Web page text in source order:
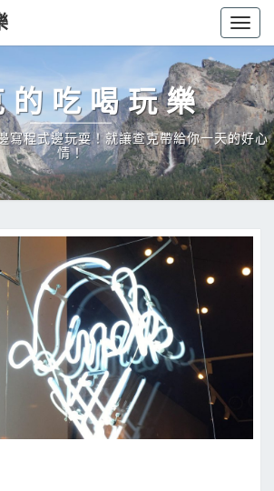
的吃喝玩樂
寫程式邊玩耍！就讓查克帶給你一天的好心
情！